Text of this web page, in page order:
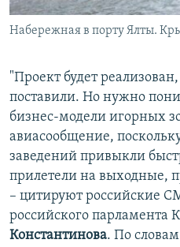
Набережная в порту Ялты.
"Проект будет
поставили. Но нужно
бизнес-модели игорных
авиасообщение,
заведений привыкли
прилетели на выходные,
– цитируют российские
российского парламента
Константинова. По